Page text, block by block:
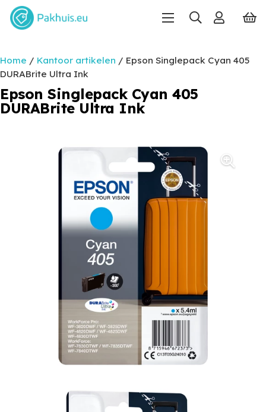
Home / Kantoor artikelen / Epson Singlepack Cyan 405
DURABrite Ultra Ink
Epson Singlepack Cyan 405
DURABrite Ultra Ink